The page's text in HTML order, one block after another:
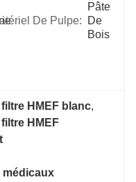
De Pulpe:
Pâte
De
Bois
filtre HMEF blanc,
HMEF
médicaux